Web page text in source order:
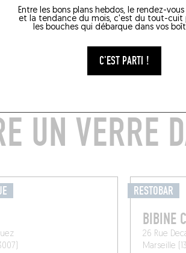
Entre les bons plans hebdos, le rendez-
et la tendance du mois, c'est du tout-cuit
les bouches qui débarque dans vos
C'EST PARTI !
UN VERRE
RESTOBAR
BIBINE
26 Rue
Marseille